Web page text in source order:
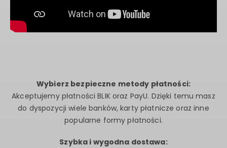
Wybierz bezpieczne metody płatności:
Akceptujemy płatności BLIK oraz PayU. Dzięki temu masz
do dyspozycji wiele banków, karty płatnicze oraz inne
popularne formy płatności.
Szybka i wygodna dostawa: